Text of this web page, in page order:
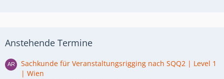
Anstehende Termine
Sachkunde für Veranstaltungsrigging nach SQQ2 | Level 1
| Wien